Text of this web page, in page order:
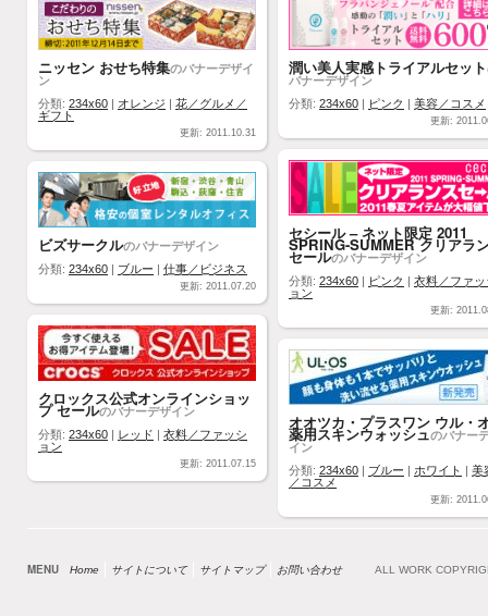
ニッセン おせち特集のバナーデザイ
ン
分類: 234x60 オレンジ
花／グルメ／
ギフト
更新: 2011.10.31
潤い美人実感トライアルセット
バナーデザイン
分類: 234x60 ピンク 美容／コスメ
更新:
セシール – ネット限定 2011
SPRING-SUMMER クリアラ
セールのバナーデザイン
分類: 234x60 ピンク
衣料／ファッ
ョン
更新:
ビズサークルのバナーデザイン
分類: 234x60 ブルー 仕事／ビジネス
更新: 2011.07.20
クロックス公式オンラインショッ
プ セールのバナーデザイン
分類: 234x60 レッド
衣料／ファッシ
ョン
更新: 2011.07.15
オオツカ・プラスワン ウル・
薬用スキンウォッシュのバナー
イン
分類: 234x60 ブルー ホワイト
美
／コスメ
更新:
MENU Home サイトについて サイトマップ お問い合わせ ALL WORK